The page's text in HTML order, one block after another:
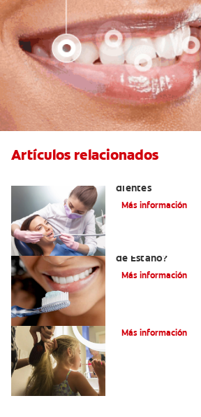
Artículos relacionados
dientes
Más información
de Estaño?
Más información
Más información